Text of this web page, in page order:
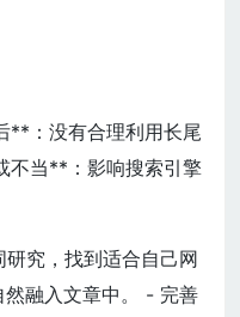
**：没有合理利用长尾
不当**：影响搜索引擎
究，找到适合自己网
融入文章中。 - 完善